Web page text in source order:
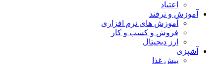
اعتیاد
آموزش و ترفند
آموزش های نرم افزاری
فروش و کسب و کار
ارز دیجیتال
آشپزی
پیش غذا